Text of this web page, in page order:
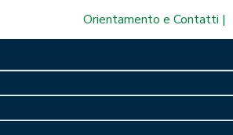
Orientamento e Contatti